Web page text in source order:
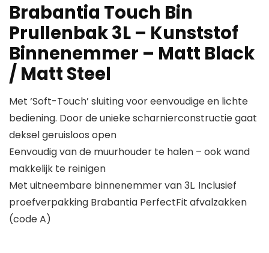
Brabantia Touch Bin
Prullenbak 3L – Kunststof
Binnenemmer – Matt Black
/ Matt Steel
Met ‘Soft-Touch’ sluiting voor eenvoudige en lichte
bediening. Door de unieke scharnierconstructie gaat
deksel geruisloos open
Eenvoudig van de muurhouder te halen – ook wand
makkelijk te reinigen
Met uitneembare binnenemmer van 3L. Inclusief
proefverpakking Brabantia PerfectFit afvalzakken
(code A)